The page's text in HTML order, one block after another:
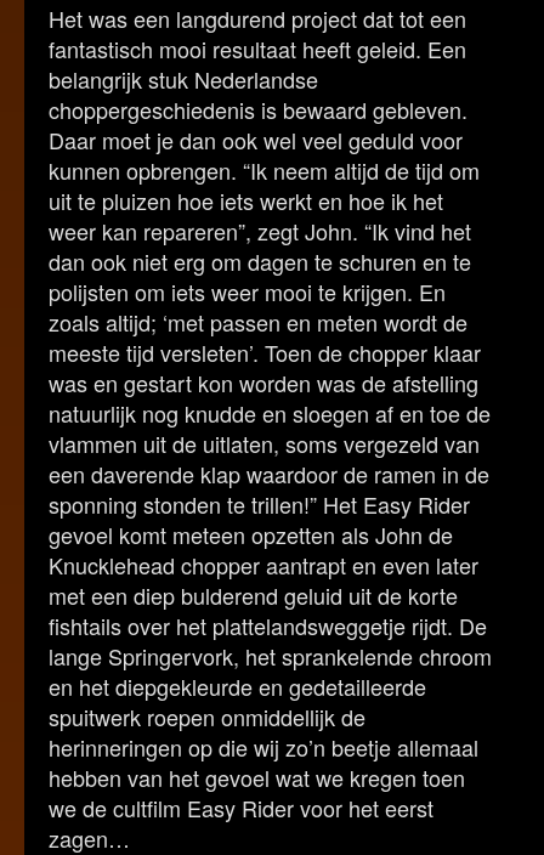
Het was een langdurend project dat tot een
fantastisch mooi resultaat heeft geleid. Een
belangrijk stuk Nederlandse
choppergeschiedenis is bewaard gebleven.
Daar moet je dan ook wel veel geduld voor
kunnen opbrengen. “Ik neem altijd de tijd om
uit te pluizen hoe iets werkt en hoe ik het
weer kan repareren”, zegt John. “Ik vind het
dan ook niet erg om dagen te schuren en te
polijsten om iets weer mooi te krijgen. En
zoals altijd; ‘met passen en meten wordt de
meeste tijd versleten’. Toen de chopper klaar
was en gestart kon worden was de afstelling
natuurlijk nog knudde en sloegen af en toe de
vlammen uit de uitlaten, soms vergezeld van
een daverende klap waardoor de ramen in de
sponning stonden te trillen!” Het Easy Rider
gevoel komt meteen opzetten als John de
Knucklehead chopper aantrapt en even later
met een diep bulderend geluid uit de korte
fishtails over het plattelandsweggetje rijdt. De
lange Springervork, het sprankelende chroom
en het diepgekleurde en gedetailleerde
spuitwerk roepen onmiddellijk de
herinneringen op die wij zo’n beetje allemaal
hebben van het gevoel wat we kregen toen
we de cultfilm Easy Rider voor het eerst
zagen…